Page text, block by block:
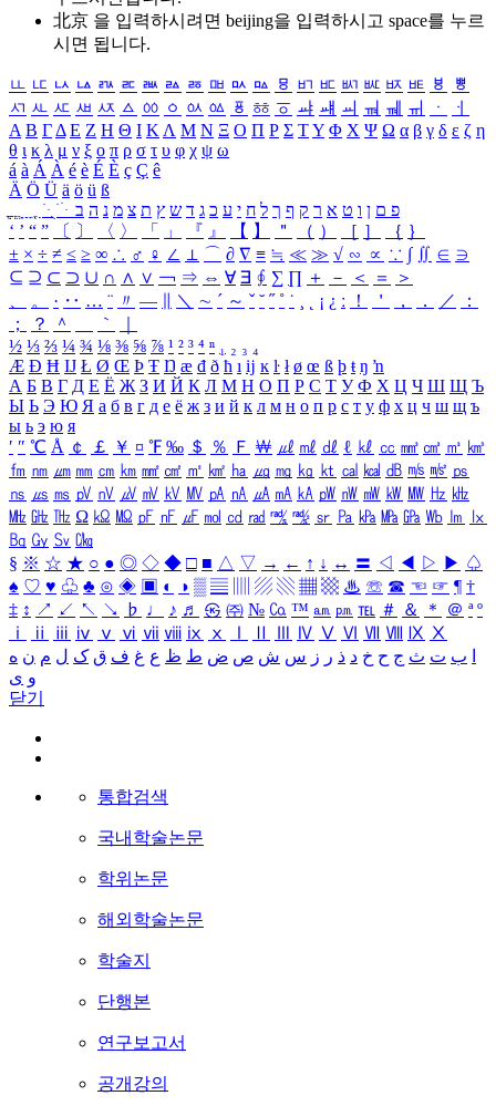
北京 을 입력하시려면 beijing을 입력하시고 space를 누르
시면 됩니다.
ㅥ ㅦ ㅧ ㅨ ㅩ ㅪ ㅫ ㅬ ㅭ ㅮ ㅯ ㅰ ㅱ ㅲ ㅳ ㅴ ㅵ ㅶ ㅷ ㅸ
ㅹ
ㅺ ㅻ ㅼ ㅽ ㅾ ㅿ ㆀ ㆁ ㆂ ㆃ ㆄ ㆅ ㆆ ㆇ ㆈ ㆉ ㆊ ㆋ ㆌ ㆍ
ㆎ
Α Β ΓΔ Ε Ζ Η Θ Ι ΚΛ Μ Ν Ξ Ο Π Ρ Σ ΤΥ Φ Χ Ψ Ω α β γ δ ε ζ η
θ ι κ λ μ ν ξ ο π ρ σ τ υ φ χ ψ ω
á à Á À é è É È ç Ç ê
Ä Ö Ü ä ö ü ß
ִֶֹ ֻּ ׁׂ פ ם ן ו ט א ר ק ף ך ל ח י ע כ ג ד ש ץ ת צ מ נ ה ב
‘ ’ “ ” 〔 〕 〈 〉 「 」 『 』 【 】 ＂ （ ） ［ ］ ｛ ｝
± × ÷ ≠ ≤ ≥ ∞ ∴ ♂ ♀ ∠ ⊥ ⌒ ∂ ∇ ≡ ≒ ≪ ≫ √ ∽ ∝ ∵ ∫ ∬ ∈ ∋
⊆ ⊇ ⊂ ⊃ ∪ ∩ ∧ ∨ ￢ ⇒ ⇔ ∀ ∃ ∮ ∑ ∏ ＋ － ＜ ＝
＞
、
。 · ‥ … ¨ 〃 ― ＼ ∼ ´ ～ ˇ ˘ ˝ ˚ ˙ ¸ ¡ ¿ ː ！ ＇ ， ． ／
：
；
？ ＾ ｀
½ ⅓ ⅔ ¼ ¾ ⅛ ⅜ ⅝ ⅞ ¹ ² ³ ⁴ ⁿ ₁ ₂ ₃ ₄
Æ Ð Ħ Ĳ Ł Ø Œ Þ Ŧ Ŋ æ đ ð ħ ı ĳ ĸ ŀ ł ø œ ß þ ŧ ŋ ŉ
А Б В Г Д Е Ё Ж З И Й К Л М Н О П Р С Т У Ф Х Ц Ч Ш Щ Ъ
Ы Ь Э Ю Я а б в г д е ё ж з и й к л м н о п р с т у ф х ц ч ш щ ъ
ы ь э ю я
′ ″ ℃ Å ￠ ￡ ￥ ¤ ℉ ‰ ＄ ％ Ｆ ￦ ㎕ ㎖ ㎗ ℓ ㎘ ㏄ ㎣ ㎤ ㎥ ㎦
㎙ ㎚ ㎛ ㎜ ㎝ ㎞ ㎟ ㎠ ㎡ ㎢ ㏊ ㎍ ㎎ ㎏ ㏏ ㎈ ㎉ ㏈ ㎧ ㎨ ㎰
㎱ ㎲ ㎳ ㎴ ㎵ ㎶ ㎷ ㎸ ㎹ ㎀ ㎁ ㎂ ㎃ ㎄ ㎺ ㎻ ㎽ ㎾ ㎿ ㎐ ㎑
㎒ ㎓ ㎔ Ω ㏀ ㏁ ㎊ ㎋ ㎌ ㏖ ㏅ ㎭ ㎮ ㎯ ㏛ ㎩ ㎪ ㎫ ㎬ ㏝ ㏐
㏓
㏃ ㏉ ㏜ ㏆
§ ※ ☆ ★ ○ ● ◎ ◇ ◆ □ ■ △ ▽ → ← ↑ ↓ ↔ 〓 ◁ ◀ ▷ ▶ ♤
♠ ♡ ♥ ♧ ♣ ⊙ ◈ ▣ ◐ ◑ ▒ ▤ ▨ ▧ ▦ ▩ ♨ ☏ ☎ ☜ ☞ ¶ †
‡ ↕ ↗ ↙ ↖ ↘ ♭ ♩ ♪ ♬ ㉿ ㈜ № ㏇ ™ ㏂ ㏘ ℡ ＃ ＆ ＊ ＠ ª º
ⅰ
ⅱ ⅲ ⅳ ⅴ ⅵ ⅶ ⅷ ⅸ ⅹ Ⅳ Ⅴ Ⅵ Ⅶ Ⅷ Ⅸ Ⅹ
ب ت ث ج ح خ د ذ ر ز س ش ص ض ط ظ ع غ ف ق ک ل م ن ه
و ی
닫기
통합검색
국내학술논문
학위논문
해외학술논문
학술지
단행본
연구보고서
공개강의